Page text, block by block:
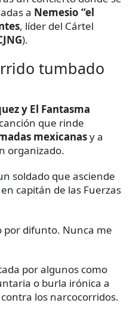
a Nemesio “el
, líder del Cártel
).
tumbado
y El Fantasma
que rinde
mexicanasy a
organizado.
soldado que asciende
capitán de las Fuerzas
por difunto. Nunca me
por algunos como
o burla irónica a
los narcocorridos.